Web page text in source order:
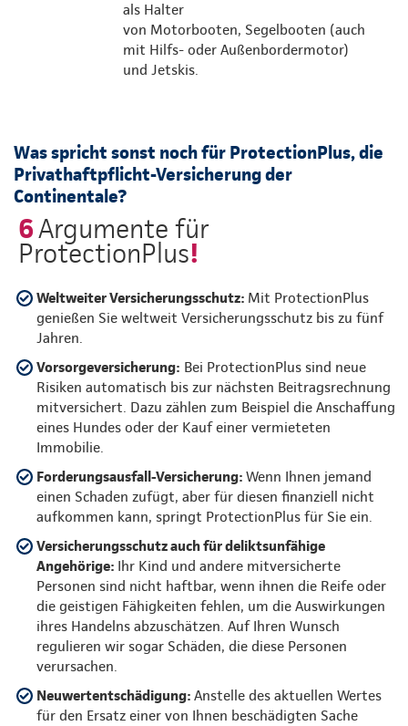
als Halter
von Motorbooten, Segelbooten (auch
mit Hilfs- oder Außenbordermotor)
und Jetskis.
Was spricht sonst noch für ProtectionPlus, die
Privathaftpflicht-Versicherung der
Continentale?
6Argumente für
ProtectionPlus!
Weltweiter Versicherungsschutz: Mit ProtectionPlus
genießen Sie weltweit Versicherungsschutz bis zu fünf
Jahren.
Vorsorgeversicherung: Bei ProtectionPlus sind neue
Risiken automatisch bis zur nächsten Beitragsrechnung
mitversichert. Dazu zählen zum Beispiel die Anschaffung
eines Hundes oder der Kauf einer vermieteten
Immobilie.
Forderungsausfall-Versicherung: Wenn Ihnen jemand
einen Schaden zufügt, aber für diesen finanziell nicht
aufkommen kann, springt ProtectionPlus für Sie ein.
Versicherungsschutz auch für deliktsunfähige
Angehörige: Ihr Kind und andere mitversicherte
Personen sind nicht haftbar, wenn ihnen die Reife oder
die geistigen Fähigkeiten fehlen, um die Auswirkungen
ihres Handelns abzuschätzen. Auf Ihren Wunsch
regulieren wir sogar Schäden, die diese Personen
verursachen.
Neuwertentschädigung: Anstelle des aktuellen Wertes
für den Ersatz einer von Ihnen beschädigten Sache